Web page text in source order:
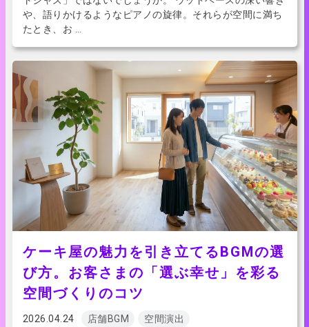
や、語りかけるようなピアノの旋律。それらが空間に満ち
たとき、お …
ケーキ屋の魅力を引き立てるBGMの選
び方。お客さまの「選ぶ幸せ」を彩る
空間づくりのコツ
2026.04.24 店舗BGM 空間演出